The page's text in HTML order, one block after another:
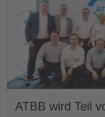
ATBB wird Teil